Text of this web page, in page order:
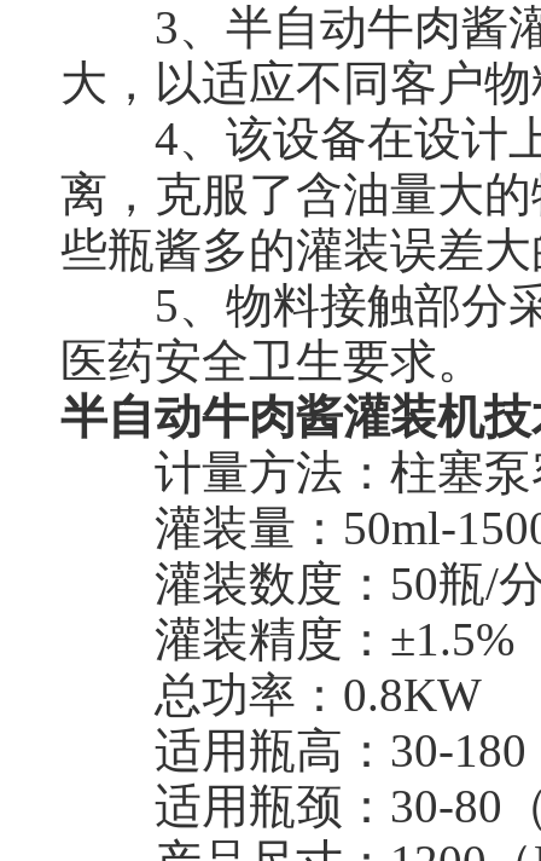
3、半自动牛肉酱灌
大，以适应不同客户
4、该设备在设计上
离，克服了含油量大
些瓶酱多的灌装误差
5、物料接触部分采
医药安全卫生要求。
半自动牛肉酱灌装机
计量方法：柱塞泵
灌装量：50ml-
灌装数度：50瓶/
灌装精度：±1.5%
总功率：0.8KW
适用瓶高：30-180
适用瓶颈：30-80